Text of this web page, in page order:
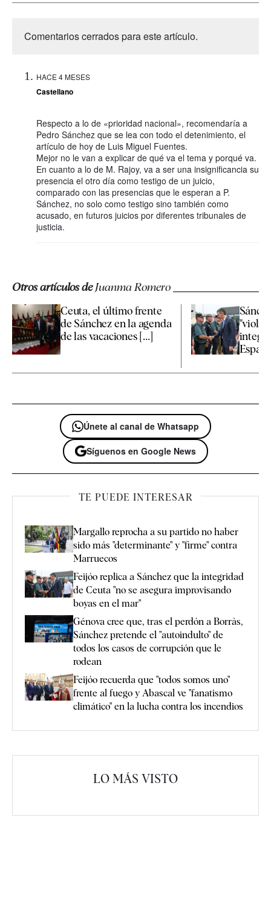
Comentarios cerrados para este artículo.
HACE 4 MESES
Castellano
Respecto a lo de «prioridad nacional», recomendaría a
Pedro Sánchez que se lea con todo el detenimiento, el
artículo de hoy de Luis Miguel Fuentes.
Mejor no le van a explicar de qué va el tema y porqué va.
En cuanto a lo de M. Rajoy, va a ser una insignificancia su
presencia el otro día como testigo de un juicio,
comparado con las presencias que le esperan a P.
Sánchez, no solo como testigo sino también como
acusado, en futuros juicios por diferentes tribunales de
justicia.
Otros artículos deJuanma Romero
Ceuta, el último frente
de Sánchez en la agenda
de las vacaciones [...]
Únete al canal de Whatsapp
Síguenos en Google News
TE PUEDE INTERESAR
Margallo reprocha a su partido no haber
sido más "determinante" y "firme" contra
Marruecos
Feijóo replica a Sánchez que la integridad
de Ceuta "no se asegura improvisando
boyas en el mar"
Génova cree que, tras el perdón a Borràs,
Sánchez pretende el "autoindulto" de
todos los casos de corrupción que le
rodean
Feijóo recuerda que "todos somos uno"
frente al fuego y Abascal ve "fanatismo
climático" en la lucha contra los incendios
LO MÁS VISTO